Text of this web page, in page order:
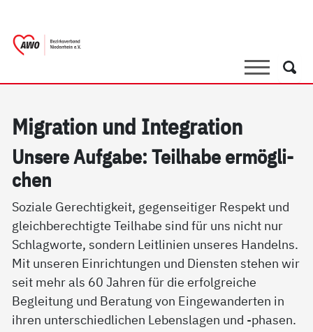
SucheSuche
Mi­g­ra­ti­on und In­te­g­ra­ti­on
Un­se­re Auf­ga­be: Teil­ha­be er­mög­li­
chen
Soziale Gerechtigkeit, gegenseitiger Respekt und
gleichberechtigte Teilhabe sind für uns nicht nur
Schlagworte, sondern Leitlinien unseres Handelns.
Mit unseren Einrichtungen und Diensten stehen wir
seit mehr als 60 Jahren für die erfolgreiche
Begleitung und Beratung von Eingewanderten in
ihren unterschiedlichen Lebenslagen und -phasen.